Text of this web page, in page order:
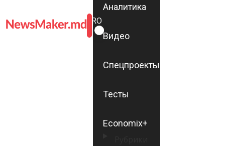
ROMÂNĂ
RU
Аналитика
Видео
Спецпроекты
Тесты
Economix+